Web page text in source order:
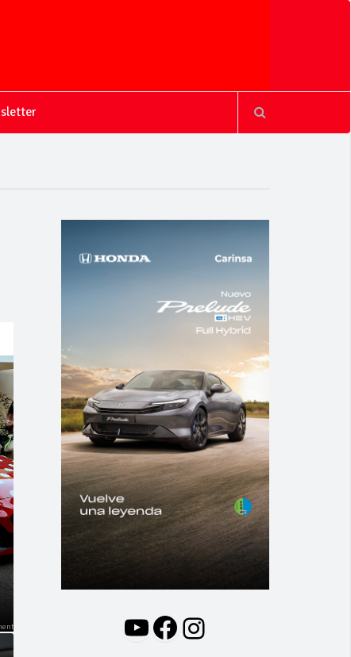
NOVEDADES
Nuevo BMW i3: Y
finalmente el Serie 3
se hizo eléctrico
YouTube
Facebook
Instagram